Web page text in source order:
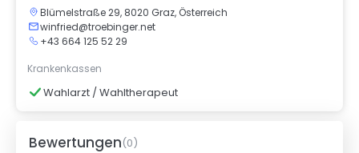
Blümelstraße 29, 8020 Graz, Österreich
winfried@troebinger.net
+43 664 125 52 29
Krankenkassen
Wahlarzt / Wahltherapeut
Bewertungen(0)